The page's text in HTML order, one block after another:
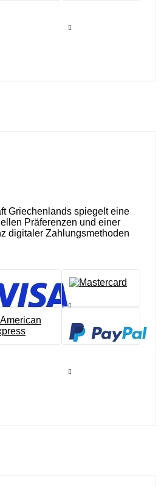
Griechenlands spiegelt eine
Präferenzen und einer
digitaler Zahlungsmethoden